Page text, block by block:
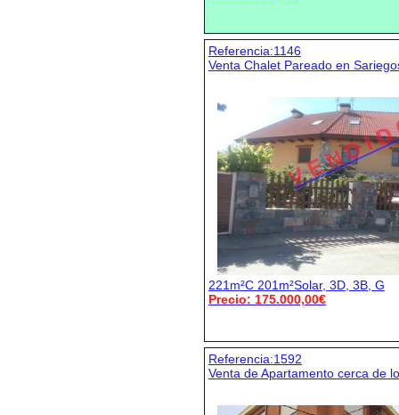
Referencia:1146
Venta Chalet Pareado en
V E N D I
221m²C 201m²Solar, 3D, 3B, G
Precio: 175.000,00€
Referencia:1592
Venta de Apartamento cerca de